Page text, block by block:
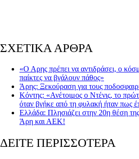
ΣΧΕΤΙΚΑ ΑΡΘΡΑ
«Ο Αρης πρέπει να αντιδράσει, ο
παίκτες να βγάλουν πάθος»
Άρης: Ξεκούραση για τους
Κόντης: «Ανέτοιμος ο Ντένις, το
όταν βγήκε από τη φυλακή ήταν πως
Ελλάδα: Πλησιάζει στην 20η θέση
Άρη και ΑΕΚ!
ΔΕΙΤΕ ΠΕΡΙΣΣΟΤΕΡΑ